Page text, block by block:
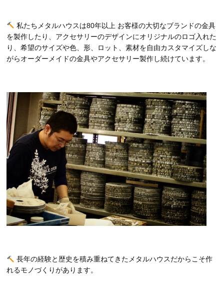
私たちメタルハウスは80年以上 お客様の大切なブランドの金具
を製作したり、アクセサリーのデザインにオリジナルのロゴ入れた
り、希望のサイズや色、形、ロット、素材を自由カスタマイズしな
がらオーダーメイドの金具やアクセサリー製作し続けています。
長年の経験と歴史を積み重ねてきたメタルハウスだからこそ作
れるモノづくりがあります。